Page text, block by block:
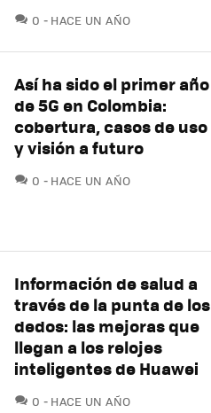
0 COMENTARIOS
HACE UN AÑO
Así ha sido el primer año
de 5G en Colombia:
cobertura, casos de uso
y visión a futuro
0 COMENTARIOS
HACE UN AÑO
Información de salud a
través de la punta de los
dedos: las mejoras que
llegan a los relojes
inteligentes de Huawei
0 COMENTARIOS
HACE UN AÑO